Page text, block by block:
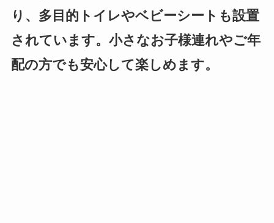
り、多目的トイレやベビーシートも設置
されています。小さなお子様連れやご年
配の方でも安心して楽しめます。